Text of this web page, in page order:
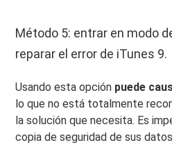
Método 5: entrar en modo
reparar el error de iTunes 9.
Usando esta opción puede
lo que no está totalmente
la solución que necesita. Es
copia de seguridad de sus